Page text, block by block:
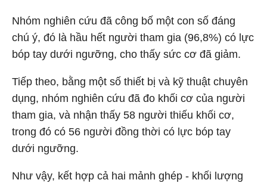
Nhóm nghiên cứu đã công bố một con số đáng
chú ý, đó là hầu hết người tham gia (96,8%) có lực
bóp tay dưới ngưỡng, cho thấy sức cơ đã giảm.
Tiếp theo, bằng một số thiết bị và kỹ thuật chuyên
dụng, nhóm nghiên cứu đã đo khối cơ của người
tham gia, và nhận thấy 58 người thiếu khối cơ,
trong đó có 56 người đồng thời có lực bóp tay
dưới ngưỡng.
Như vậy, kết hợp cả hai mảnh ghép - khối lượng